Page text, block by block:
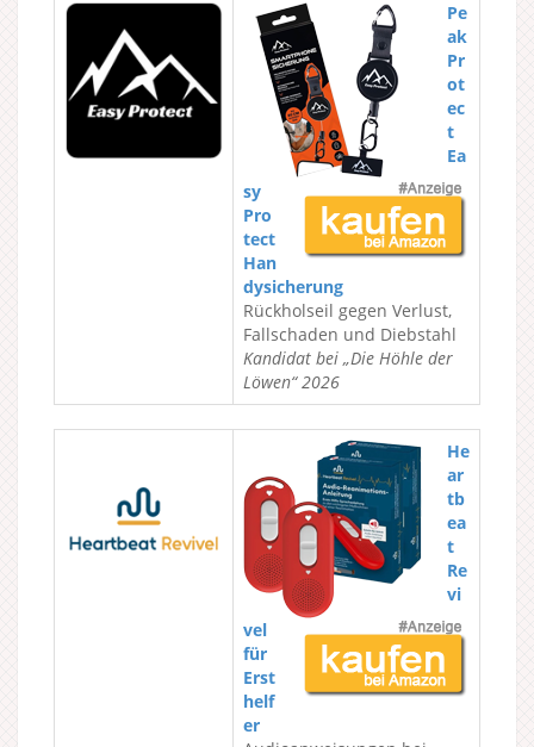
Pe
ak
Pr
ot
ec
t
Ea
sy
Pro
tect
Han
dysicherung
Rückholseil gegen Verlust,
Fallschaden und Diebstahl
Kandidat bei „Die Höhle der
Löwen“ 2026
He
ar
tb
ea
t
Re
vi
vel
für
Erst
helf
er